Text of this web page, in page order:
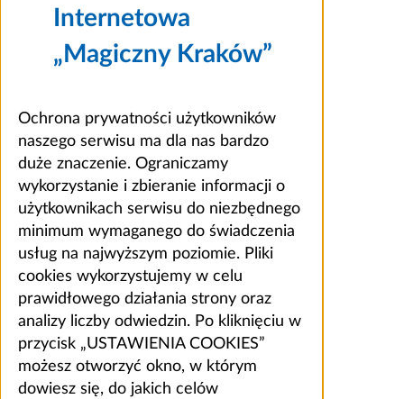
Internetowa
„Magiczny Kraków”
Ochrona prywatności użytkowników
naszego serwisu ma dla nas bardzo
duże znaczenie. Ograniczamy
wykorzystanie i zbieranie informacji o
użytkownikach serwisu do niezbędnego
minimum wymaganego do świadczenia
usług na najwyższym poziomie. Pliki
cookies wykorzystujemy w celu
prawidłowego działania strony oraz
analizy liczby odwiedzin. Po kliknięciu w
przycisk „USTAWIENIA COOKIES”
możesz otworzyć okno, w którym
dowiesz się, do jakich celów